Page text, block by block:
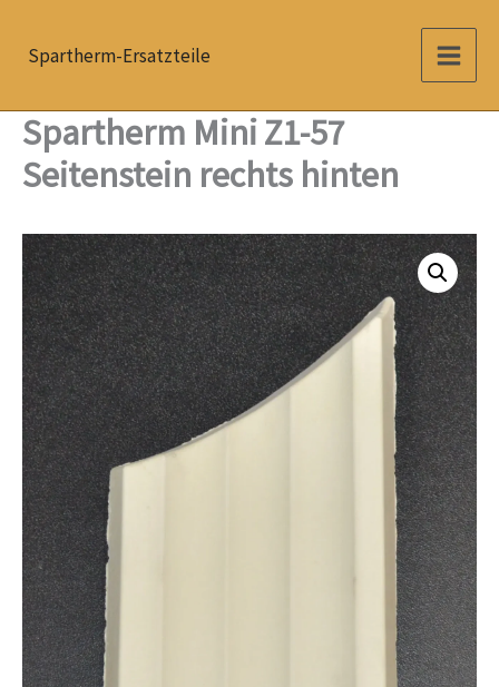
InhaltSpartherm-Ersatzteile
Spartherm Mini Z1-57
Seitenstein rechts hinten